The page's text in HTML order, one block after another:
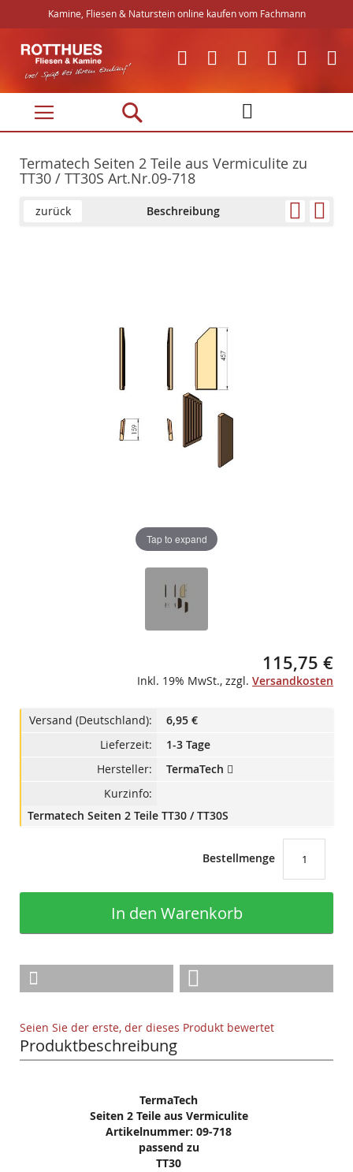
Kamine, Fliesen & Naturstein online kaufen vom Fachmann
Direkt
zum
Inhalt
Termatech Seiten 2 Teile aus Vermiculite zu
TT30 / TT30S Art.Nr.09-718
zurück Beschreibung
Tap to expand
115,75 €
Inkl. 19% MwSt., zzgl. Versandkosten
Versand (Deutschland):
6,95 €
Lieferzeit:
1-3 Tage
Hersteller:
TermaTech
Kurzinfo:
Termatech Seiten 2 Teile TT30 / TT30S
Bestellmenge
In den Warenkorb
Seien Sie der erste, der dieses Produkt bewertet
Produktbeschreibung
TermaTech
Seiten 2 Teile aus Vermiculite
Artikelnummer: 09-718
passend zu
TT30